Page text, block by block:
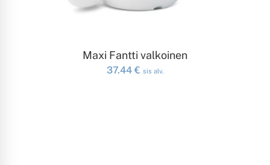
LISÄÄ OSTOSKORIIN
Maxi Fantti valkoinen
37.44 € sis alv.